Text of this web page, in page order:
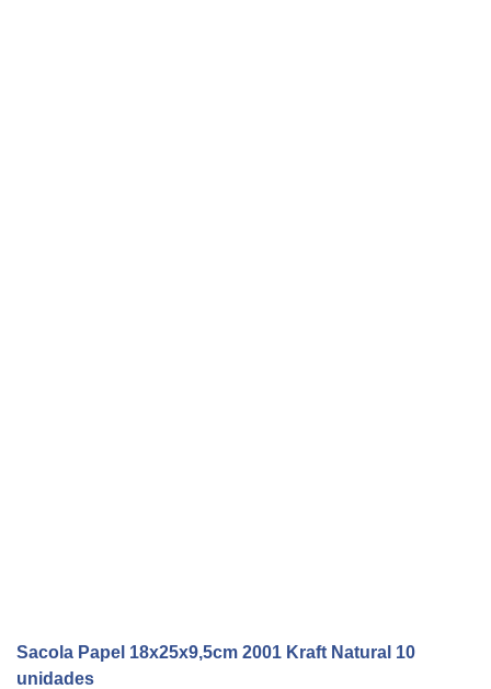
Sacola Papel 18x25x9,5cm 2001 Kraft Natural 10
unidades